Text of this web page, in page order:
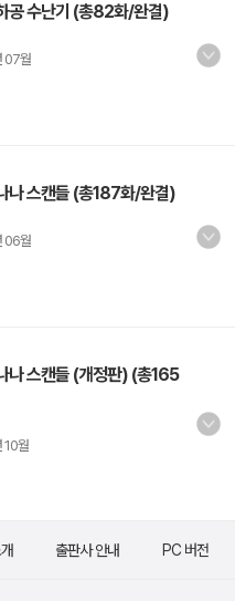
공 수난기 (총82화/완결)
07월
나 스캔들 (총187화/완결)
06월
나 스캔들 (개정판) (총165
10월
출판사 안내 PC 버전